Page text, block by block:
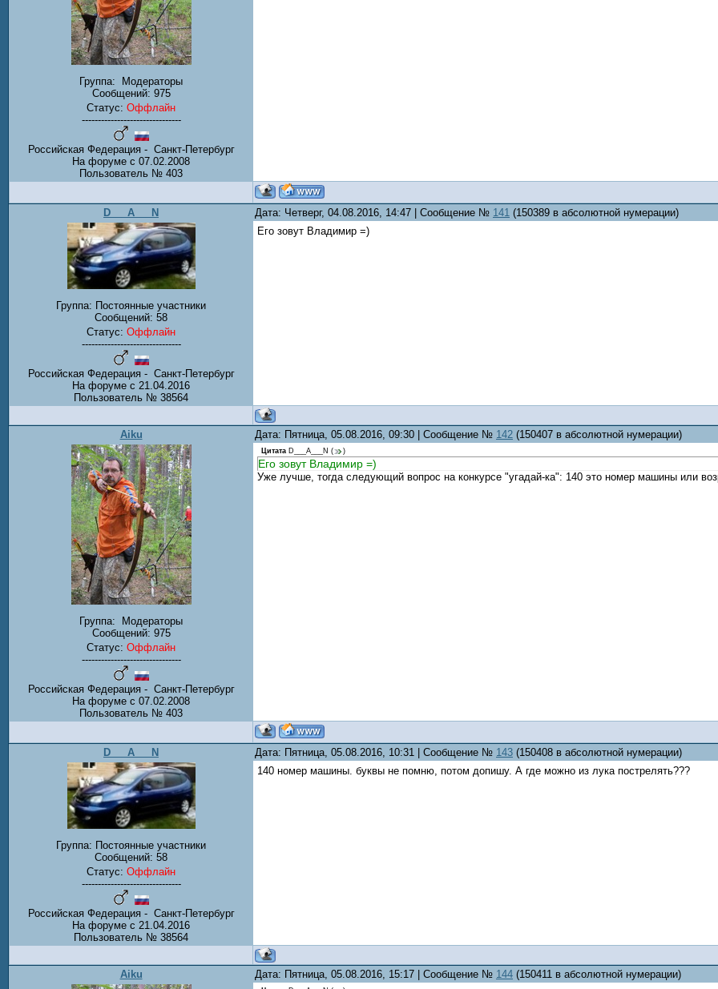
Группа:
Модераторы
Сообщений: 975
Статус: Оффлайн
-------------------------------
Российская Федерация - Санкт-Петербург
На форуме с 07.02.2008
Пользователь № 403
D___A___N Дата: Четверг, 04.08.2016, 14:47 | Сообщение № 141 (150389 в абсолютной нумерации)
Группа: Постоянные участники
Сообщений: 58
Статус: Оффлайн
-------------------------------
Российская Федерация - Санкт-Петербург
На форуме с 21.04.2016
Пользователь № 38564
Его зовут Владимир =)
Aiku Дата: Пятница, 05.08.2016, 09:30 | Сообщение № 142 (150407 в абсолютной нумерации)
Группа:
Модераторы
Сообщений: 975
Статус: Оффлайн
-------------------------------
Российская Федерация - Санкт-Петербург
На форуме с 07.02.2008
Пользователь № 403
Цитата D___A___N ( )
Его зовут Владимир =)
Уже лучше, тогда следующий вопрос на конкурсе "угадай-ка": 140 это номер машины или
D___A___N Дата: Пятница, 05.08.2016, 10:31 | Сообщение № 143 (150408 в абсолютной нумерации)
Группа: Постоянные участники
Сообщений: 58
Статус: Оффлайн
-------------------------------
Российская Федерация - Санкт-Петербург
На форуме с 21.04.2016
Пользователь № 38564
140 номер машины. буквы не помню, потом допишу. А где можно из лука пострелять???
Aiku Дата: Пятница, 05.08.2016, 15:17 | Сообщение № 144 (150411 в абсолютной нумерации)